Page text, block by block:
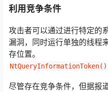
利用竞争条件
攻击者可以通过进行特定的
漏洞，同时运行单独的线程
存位置。
NtQueryInformationToken()
尽管存在竞争条件，但据报